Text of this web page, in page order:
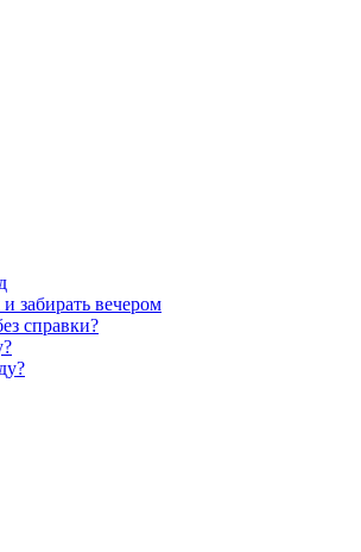
забирать вечером
справки?